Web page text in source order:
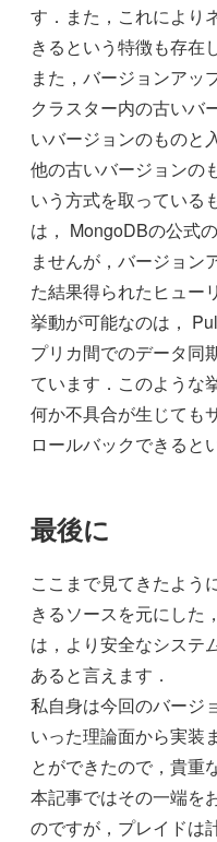
す．また，これにより
きるという特徴も存在
また，バージョンアッ
クラスター内の古いバ
いバージョンのものと
他の古いバージョンの
いう方式を取っている
は， MongoDBの公式
ませんが，バージョン
た結果得られたヒュー
挙動が可能なのは，
プリカ間でのデータ同
ています．このような
何か不具合が生じても
ロールバックできると
最後に
ここまで見てきたよう
きるソースを元にした
は，より安全なシステ
あると言えます．
私自身は今回のバージ
いった理論面から実装
とができたので，貴重
本記事ではその一端を
のですが，プレイドは